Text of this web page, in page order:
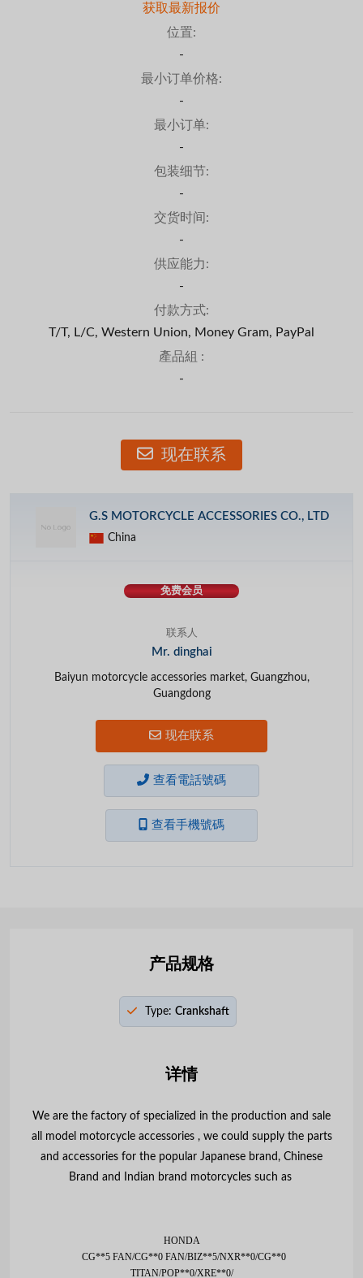
获取最新报价
位置:
-
最小订单价格:
-
最小订单:
-
包装细节:
-
交货时间:
-
供应能力:
-
付款方式:
T/T, L/C, Western Union, Money Gram, PayPal
產品組 :
-
现在联系
G.S MOTORCYCLE ACCESSORIES CO., LTD
China
免费会员
联系人
Mr. dinghai
Baiyun motorcycle accessories market, Guangzhou,
Guangdong
现在联系
查看電話號碼
查看手機號碼
产品规格
Type: Crankshaft
详情
We are the factory of specialized in the production and sale
all model motorcycle accessories , we could supply the parts
and accessories for the popular Japanese brand, Chinese
Brand and Indian brand motorcycles such as
HONDA
CG**5 FAN/CG**0 FAN/BIZ**5/NXR**0/CG**0
TITAN/POP**0/XRE**0/